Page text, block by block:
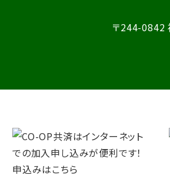
〒244-0842